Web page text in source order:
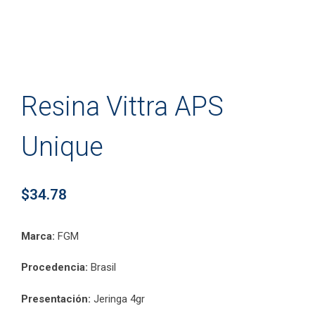
Resina Vittra APS
Unique
$34.78
Marca: FGM
Procedencia: Brasil
Presentación: Jeringa 4gr